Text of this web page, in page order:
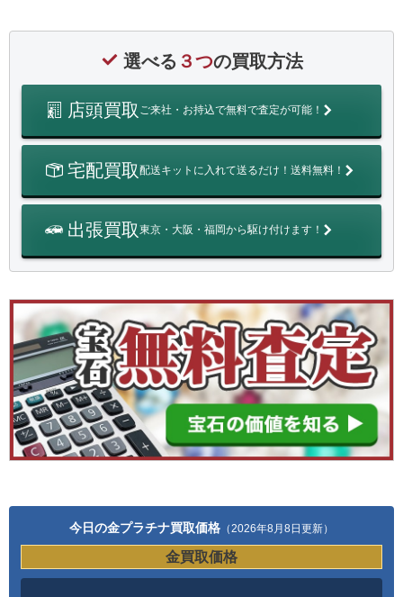
選べる ３つの買取方法
店頭買取 ご来社・お持込で無料で査定が可能！
宅配買取配送キットに入れて送るだけ！送料無料！
出張買取東京・大阪・福岡から駆け付けます！
今日の金プラチナ買取価格 （2026年8月8日更新）
金買取価格